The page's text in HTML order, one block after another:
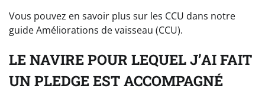
Vous pouvez en savoir plus sur les CCU dans notre
guide Améliorations de vaisseau (CCU).
LE NAVIRE POUR LEQUEL J’AI FAIT
UN PLEDGE EST ACCOMPAGNÉ